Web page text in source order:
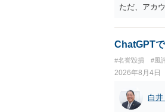
ただ、アカ
相手に全て
せることが
ChatGPT
#名誉毀損 #風
2026年8月4日
白井